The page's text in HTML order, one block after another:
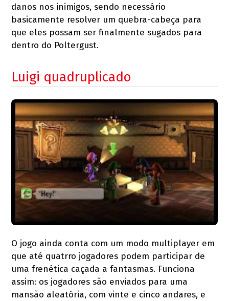
danos nos inimigos, sendo necessário
basicamente resolver um quebra-cabeça para
que eles possam ser finalmente sugados para
dentro do Poltergust.
Luigi quadruplicado
O jogo ainda conta com um modo multiplayer em
que até quatrro jogadores podem participar de
uma frenética caçada a fantasmas. Funciona
assim: os jogadores são enviados para uma
mansão aleatória, com vinte e cinco andares, e